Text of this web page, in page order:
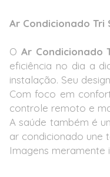
Ar Condicionado Tri
O Ar Condicionado
eficiência no dia a
instalação. Seu
Com foco em
controle remoto e
A saúde também é
ar condicionado une
Imagens meramente